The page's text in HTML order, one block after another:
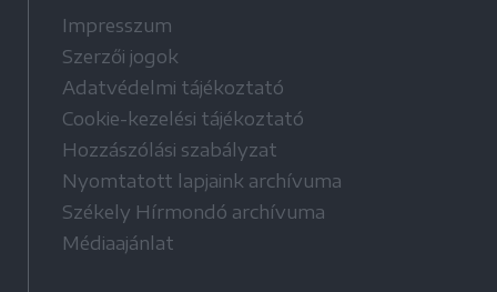
Impresszum
Szerzői jogok
Adatvédelmi tájékoztató
Cookie-kezelési tájékoztató
Hozzászólási szabályzat
Nyomtatott lapjaink archívuma
Székely Hírmondó archívuma
Médiaajánlat